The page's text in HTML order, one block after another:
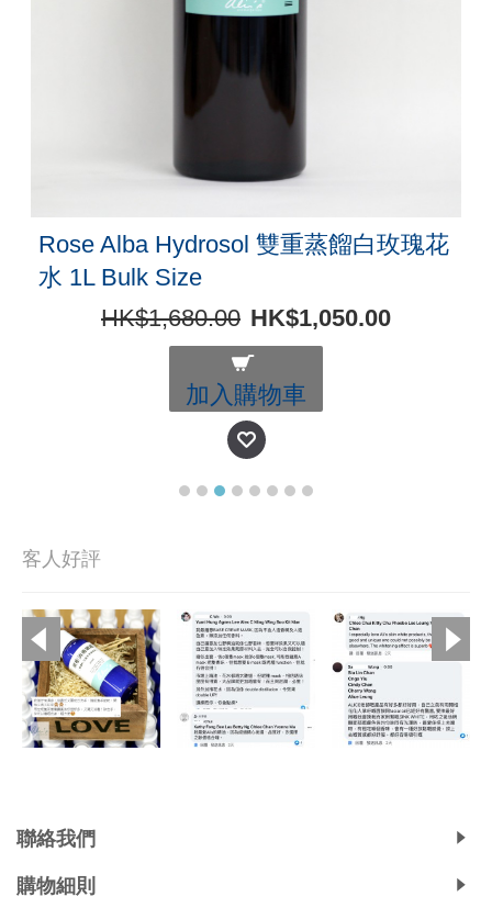
Rose Alba Hydrosol 雙重蒸餾白玫瑰花
水 1L Bulk Size
HK$1,680.00 HK$1,050.00
加入購物車
客人好評
聯絡我們
購物細則